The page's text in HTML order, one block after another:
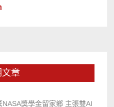
章
獎學金留家鄉 主張雙AI